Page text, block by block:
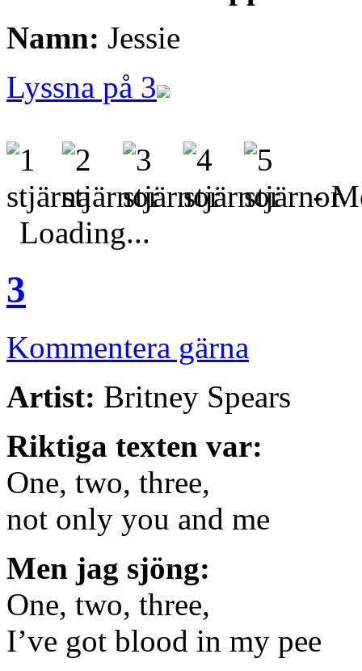
Namn: Jessie
Lyssna på 3
-
Loading...
3
Kommentera gärna
Artist: Britney Spears
Riktiga texten var:
One, two, three,
not only you and me
Men jag sjöng:
One, two, three,
I’ve got blood in my pee